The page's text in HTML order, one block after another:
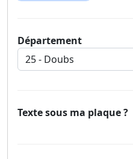
Département
Texte sous ma plaque ?